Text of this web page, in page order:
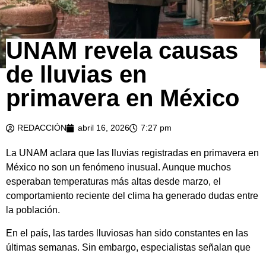
UNAM revela causas
de lluvias en
primavera en México
REDACCIÓN abril 16, 2026 7:27 pm
La UNAM aclara que las lluvias registradas en primavera en
México no son un fenómeno inusual. Aunque muchos
esperaban temperaturas más altas desde marzo, el
comportamiento reciente del clima ha generado dudas entre
la población.
En el país, las tardes lluviosas han sido constantes en las
últimas semanas. Sin embargo, especialistas señalan que